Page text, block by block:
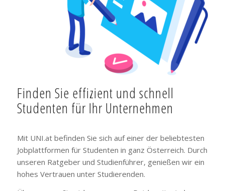
Finden Sie effizient und schnell
Studenten für Ihr Unternehmen
Mit UNI.at befinden Sie sich auf einer der beliebtesten
Jobplattformen für Studenten in ganz Österreich. Durch
unseren Ratgeber und Studienführer, genießen wir ein
hohes Vertrauen unter Studierenden.